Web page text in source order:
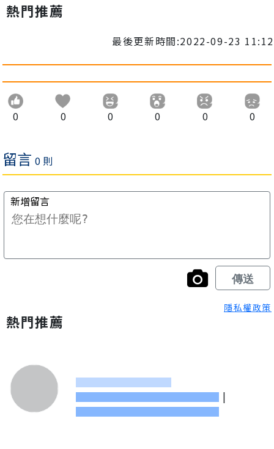
熱門推薦
最後更新時間:2022-09-23 11:12
0 0 0 0 0 0
隱私權政策
熱門推薦
|